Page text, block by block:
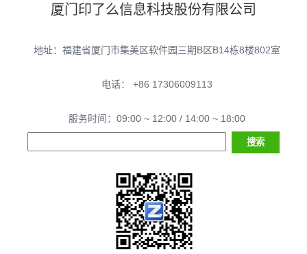
厦门印了么信息科技股份有限公司
地址：福建省厦门市集美区软件园三期B区B14栋8楼802室
电话： +86 17306009113
服务时间：09:00 ~ 12:00 / 14:00 ~ 18:00